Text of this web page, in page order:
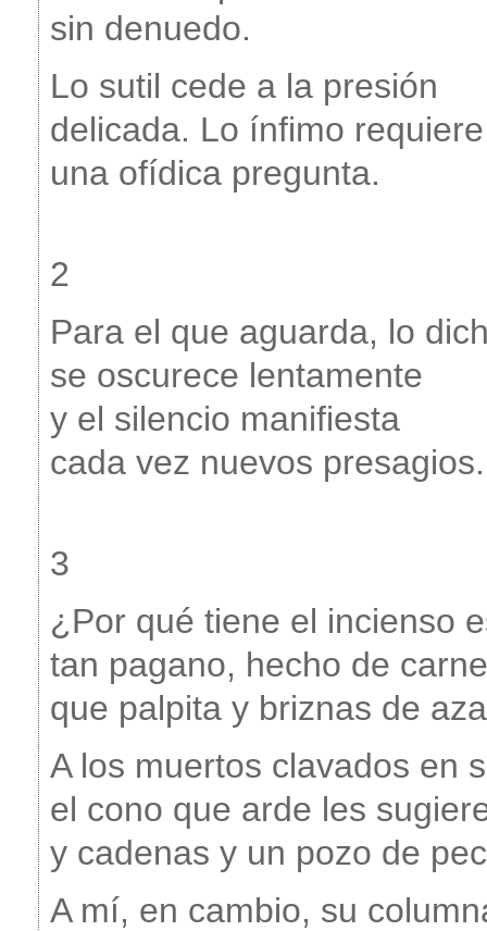
sin denuedo.
Lo sutil cede a la presión
delicada. Lo ínfimo requiere
una ofídica pregunta.
2
Para el que aguarda, lo
se oscurece lentamente
y el silencio manifiesta
cada vez nuevos presagios.
3
¿Por qué tiene el incienso
tan pagano, hecho de carne
que palpita y briznas de
A los muertos clavados en
el cono que arde les
y cadenas y un pozo de
A mí, en cambio, su